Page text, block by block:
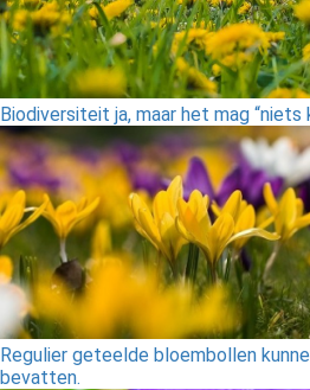
Biodiversiteit ja, maar het mag “niets
Regulier geteelde bloembollen
bevatten.